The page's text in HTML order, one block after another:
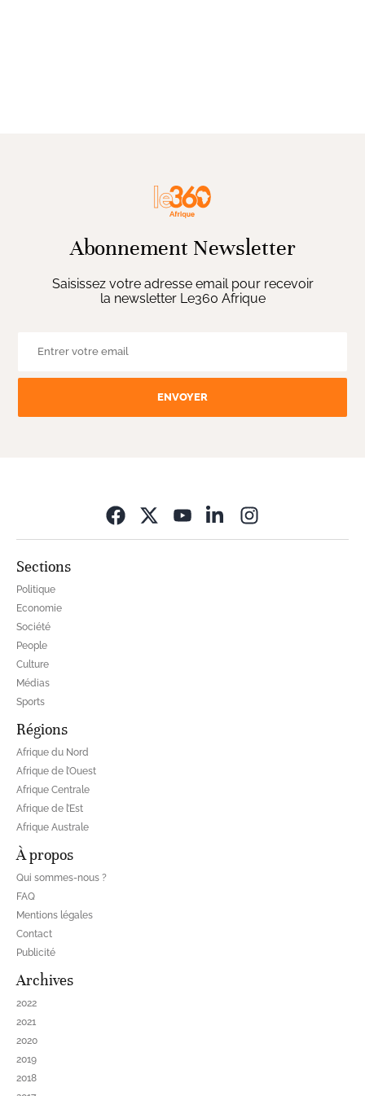
Abonnement Newsletter
Saisissez votre adresse email pour recevoir
la newsletter Le360 Afrique
ENVOYER
Sections
Politique
Economie
Société
People
Culture
Médias
Sports
Régions
Afrique du Nord
Afrique de l’Ouest
Afrique Centrale
Afrique de l’Est
Afrique Australe
À propos
Qui sommes-nous ?
FAQ
Mentions légales
Contact
Publicité
Archives
2022
2021
2020
2019
2018